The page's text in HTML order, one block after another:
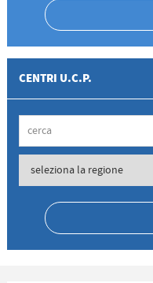
CENTRI U.C.P.